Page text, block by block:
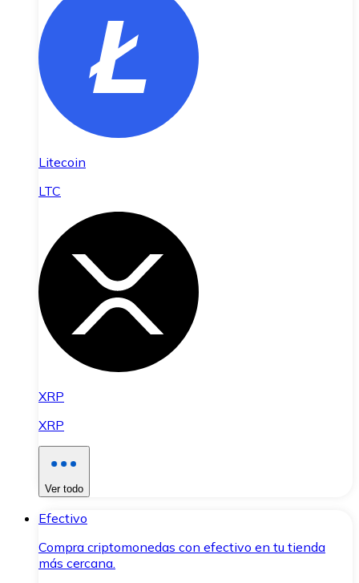
Litecoin
LTC
XRP
XRP
Ver todo
Efectivo
Compra criptomonedas con efectivo en tu tienda
más cercana.